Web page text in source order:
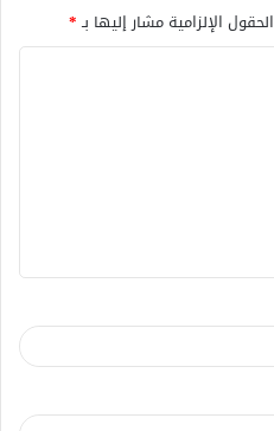
الحقول الإلزامية مشار إليها بـ*